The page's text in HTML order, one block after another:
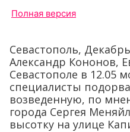
Полная версия
Севастополь,
Александр Кононов,
Севастополе в 12.05
специалисты
возведенную, по
города Сергея
высотку на улице